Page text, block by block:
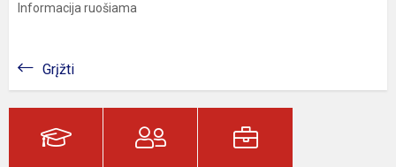
Informacija ruošiama
Grįžti